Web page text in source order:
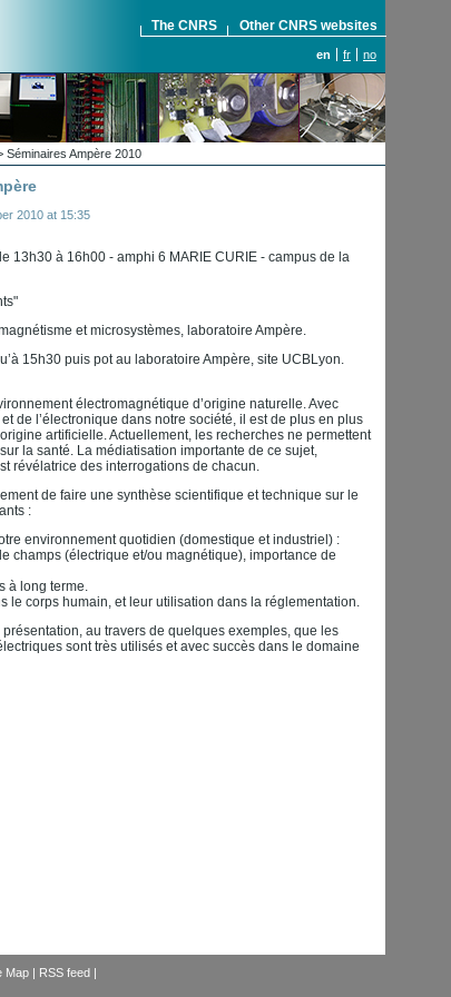
The CNRS Other CNRS websites
en fr no
Séminaires Ampère 2010
2010 at 15:35
13h30 à 16h00 - amphi 6 MARIE CURIE - campus de la
et microsystèmes, laboratoire Ampère.
15h30 puis pot au laboratoire Ampère, site UCBLyon.
électromagnétique d’origine naturelle. Avec
de l’électronique dans notre société, il est de plus en plus
artificielle. Actuellement, les recherches ne permettent
la santé. La médiatisation importante de ce sujet,
révélatrice des interrogations de chacun.
de faire une synthèse scientifique et technique sur le
:
environnement quotidien (domestique et industriel) :
champs (électrique et/ou magnétique), importance de
à long terme.
le corps humain, et leur utilisation dans la réglementation.
au travers de quelques exemples, que les
sont très utilisés et avec succès dans le domaine
Map| RSS feed|